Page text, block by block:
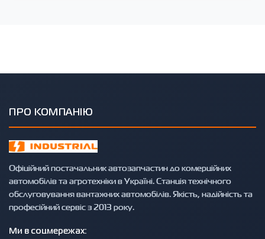
ПРО КОМПАНІЮ
Офіційний постачальник автозапчастин до комерційних
автомобілів та агротехніки в Україні. Станція технічного
обслуговування вантажних автомобілів. Якість, надійність та
професійний сервіс з 2013 року.
Ми в соцмережах: